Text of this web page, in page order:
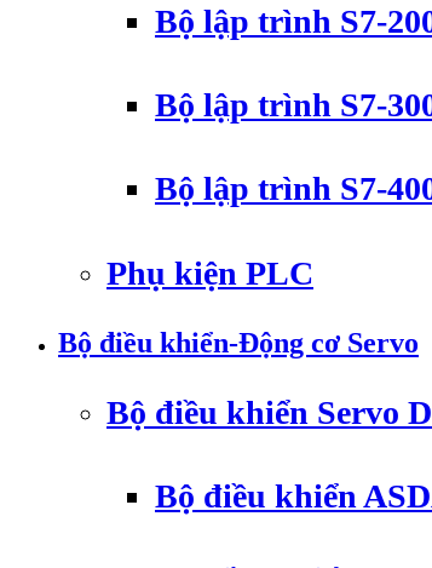
Bộ lập trình S7-
Bộ lập trình S7-
Bộ lập trình S7-
Phụ kiện PLC
Bộ điều khiển-Động cơ Servo
Bộ điều khiển Servo
Bộ điều khiển